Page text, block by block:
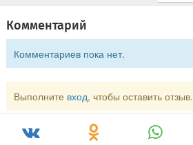
Комментарий
Комментариев пока нет.
Выполните вход, чтобы оставить отзыв.